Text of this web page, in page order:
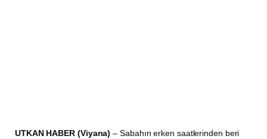
UTKAN HABER (Viyana)– Sabahın erken saatlerinden beri